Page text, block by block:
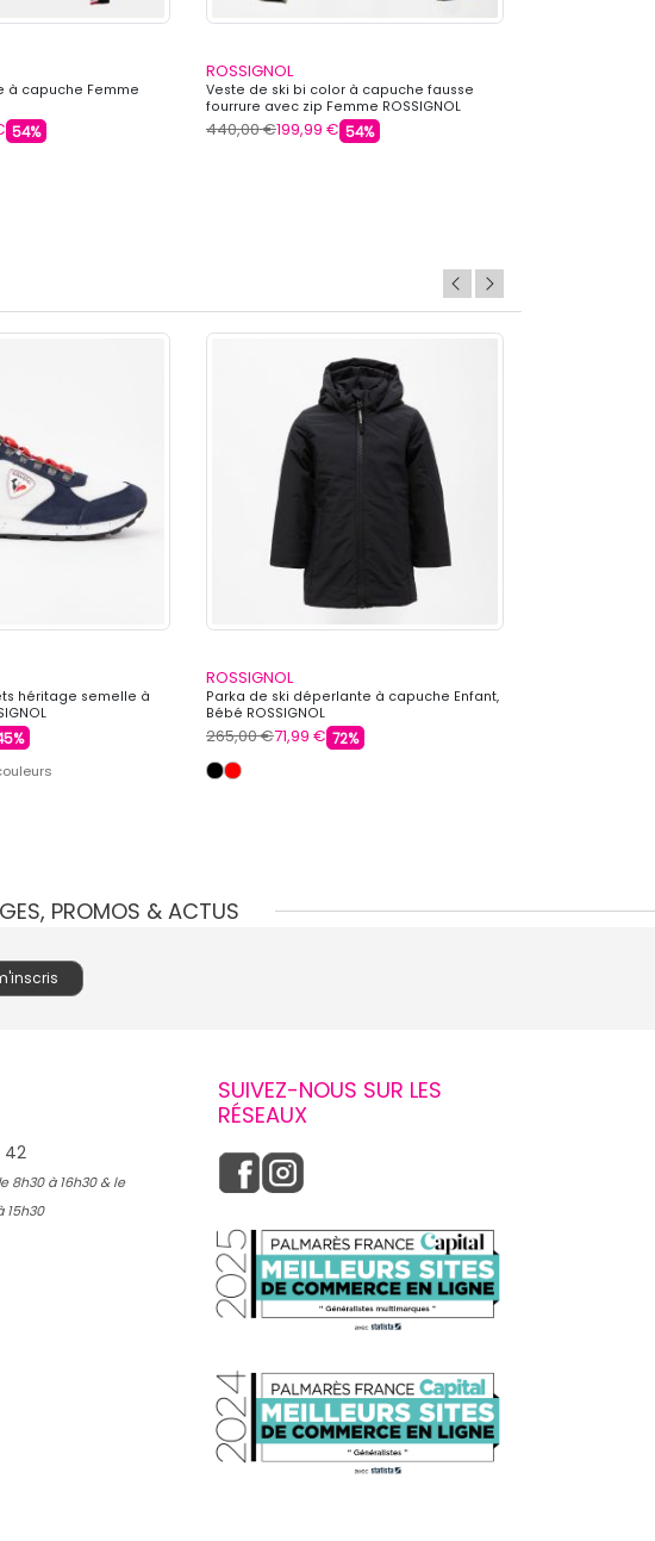
à capuche Femme
54%
ROSSIGNOL
Veste de ski bi color à capuche fausse
fourrure avec zip Femme ROSSIGNOL
440,00 €199,99 € 54%
héritage semelle à
ROSSIGNOL
Parka de ski déperlante à capuche Enfant,
Bébé ROSSIGNOL
265,00 €71,99 € 72%
PROMOS & ACTUS
42
8h30 à 16h30 & le
15h30
SUIVEZ-NOUS SUR LES
RÉSEAUX